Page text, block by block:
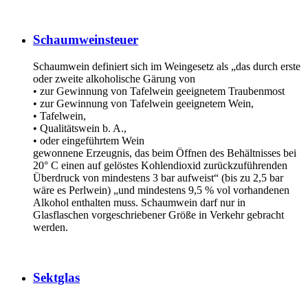
Schaumweinsteuer
Schaumwein definiert sich im Weingesetz als „das durch erste
oder zweite alkoholische Gärung von
• zur Gewinnung von Tafelwein geeignetem Traubenmost
• zur Gewinnung von Tafelwein geeignetem Wein,
• Tafelwein,
• Qualitätswein b. A.,
• oder eingeführtem Wein
gewonnene Erzeugnis, das beim Öffnen des Behältnisses bei
20° C einen auf gelöstes Kohlendioxid zurückzuführenden
Überdruck von mindestens 3 bar aufweist“ (bis zu 2,5 bar
wäre es Perlwein) „und mindestens 9,5 % vol vorhandenen
Alkohol enthalten muss. Schaumwein darf nur in
Glasflaschen vorgeschriebener Größe in Verkehr gebracht
werden.
Sektglas